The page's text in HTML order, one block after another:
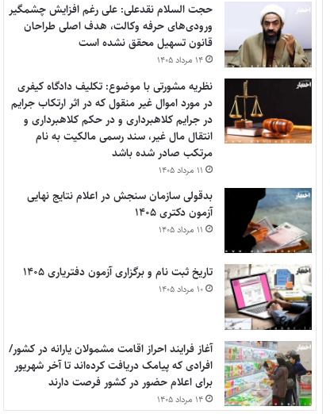
حجت السلام نقدعلی: علی رغم افزایش چشمگیر
ورودی‌های حرفه وکالت، هدف اصلی طراحان
قانون تسهیل محقق نشده است
۱۴ مرداد ۱۴۰۵
نظریه مشورتی با موضوع: تکلیف دادگاه کیفری
در مورد اموال غیر منقول که در اثر ارتکاب جرایم
در جرایم کلاهبرداری و در حکم کلاهبرداری و
انتقال مال غیر، سند رسمی مالکیت به نام
مرتکب صادر شده باشد
۱۱ مرداد ۱۴۰۵
بدقولی سازمان سنجش در اعلام نتایج نهایی
آزمون دکتری ۱۴۰۵
۱۱ مرداد ۱۴۰۵
تاریخ ثبت نام و برگزاری آزمون دفتریاری ۱۴۰۵
۱۰ مرداد ۱۴۰۵
آغاز فرایند احراز اقامت مشمولان یارانه در کشور/
افرادی که پیامک دریافت کرده‌اند تا آخر شهریور
برای اعلام حضور در کشور فرصت دارند
۱۴ مرداد ۱۴۰۵